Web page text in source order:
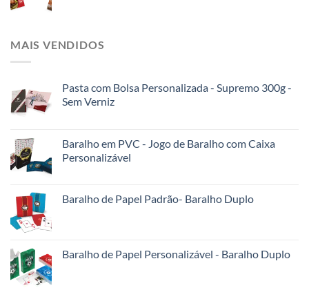
MAIS VENDIDOS
Pasta com Bolsa Personalizada - Supremo 300g -
Sem Verniz
Baralho em PVC - Jogo de Baralho com Caixa
Personalizável
Baralho de Papel Padrão- Baralho Duplo
Baralho de Papel Personalizável - Baralho Duplo